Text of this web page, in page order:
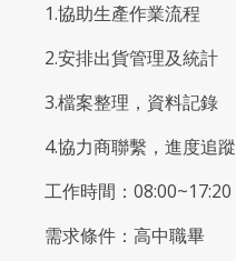
1.協助生產作業流程
2.安排出貨管理及統計
3.檔案整理，資料記錄
4.協力商聯繫，進度追蹤
工作時間：08:00~17:20
需求條件：高中職畢